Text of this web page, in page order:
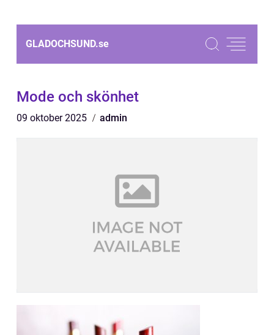
GLADOCHSUND.se
Mode och skönhet
09 oktober 2025 admin